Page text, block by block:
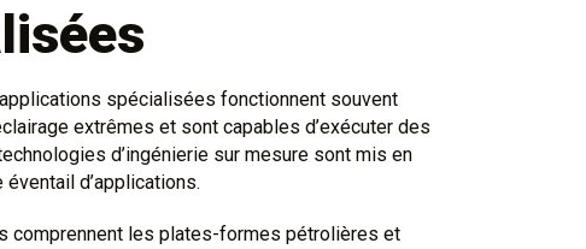
spécialisées fonctionnent souvent
extrêmes et sont capables d’exécuter des
d’ingénierie sur mesure sont mis en
d’applications.
comprennent les plates-formes pétrolières et